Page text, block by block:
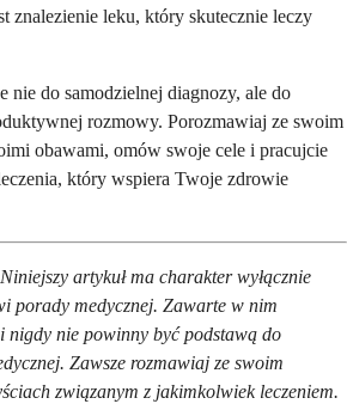
znalezienie leku, który skutecznie leczy
nie do samodzielnej diagnozy, ale do
rozmowy. Porozmawiaj ze swoim
obawami, omów swoje cele i pracujcie
który wspiera Twoje zdrowie
Niniejszy artykuł ma charakter wyłącznie
porady medycznej. Zawarte w nim
nigdy nie powinny być podstawą do
Zawsze rozmawiaj ze swoim
związanym z jakimkolwiek leczeniem.